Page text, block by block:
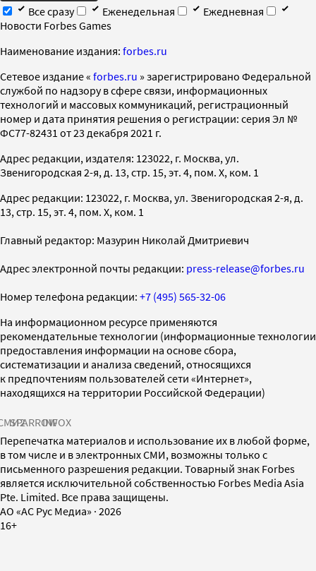
Все сразу
Еженедельная
Ежедневная
Новости Forbes Games
Наименование издания: forbes.ru
Cетевое издание « forbes.ru » зарегистрировано Федеральной
службой по надзору в сфере связи, информационных
технологий и массовых коммуникаций, регистрационный
номер и дата принятия решения о регистрации: серия Эл №
ФС77-82431 от 23 декабря 2021 г.
Адрес редакции, издателя: 123022, г. Москва, ул.
Звенигородская 2-я, д. 13, стр. 15, эт. 4, пом. X, ком. 1
Адрес редакции: 123022, г. Москва, ул. Звенигородская 2-я, д.
13, стр. 15, эт. 4, пом. X, ком. 1
Главный редактор: Мазурин Николай Дмитриевич
Адрес электронной почты редакции: press-release@forbes.ru
Номер телефона редакции: +7 (495) 565-32-06
На информационном ресурсе применяются
рекомендательные технологии (информационные технологии
предоставления информации на основе сбора,
систематизации и анализа сведений, относящихся
к предпочтениям пользователей сети «Интернет»,
находящихся на территории Российской Федерации)
SPARROWINFOX
Перепечатка материалов и использование их в любой форме,
в том числе и в электронных СМИ, возможны только с
письменного разрешения редакции. Товарный знак Forbes
является исключительной собственностью Forbes Media Asia
Pte. Limited. Все права защищены.
AO «АС Рус Медиа» · 2026
16+